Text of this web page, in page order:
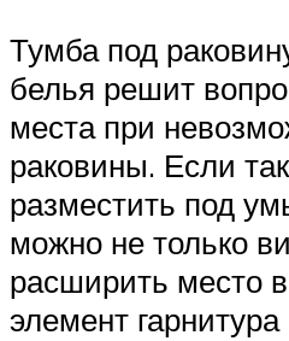
Тумба под
белья решит
места при
раковины. Если
разместить под
можно не только
расширить место
элемент